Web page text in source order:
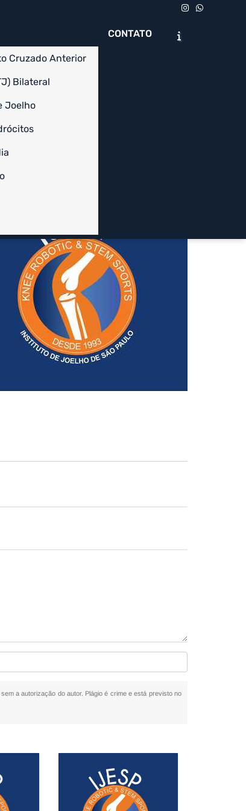
Cruzado Anterior
Bilateral
Joelho
CONTATO
um Orçamento
a autorização do autor. Plágio é crime e está previsto no